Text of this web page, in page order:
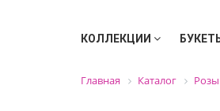
КОЛЛЕКЦИИ
Главная Каталог Розы